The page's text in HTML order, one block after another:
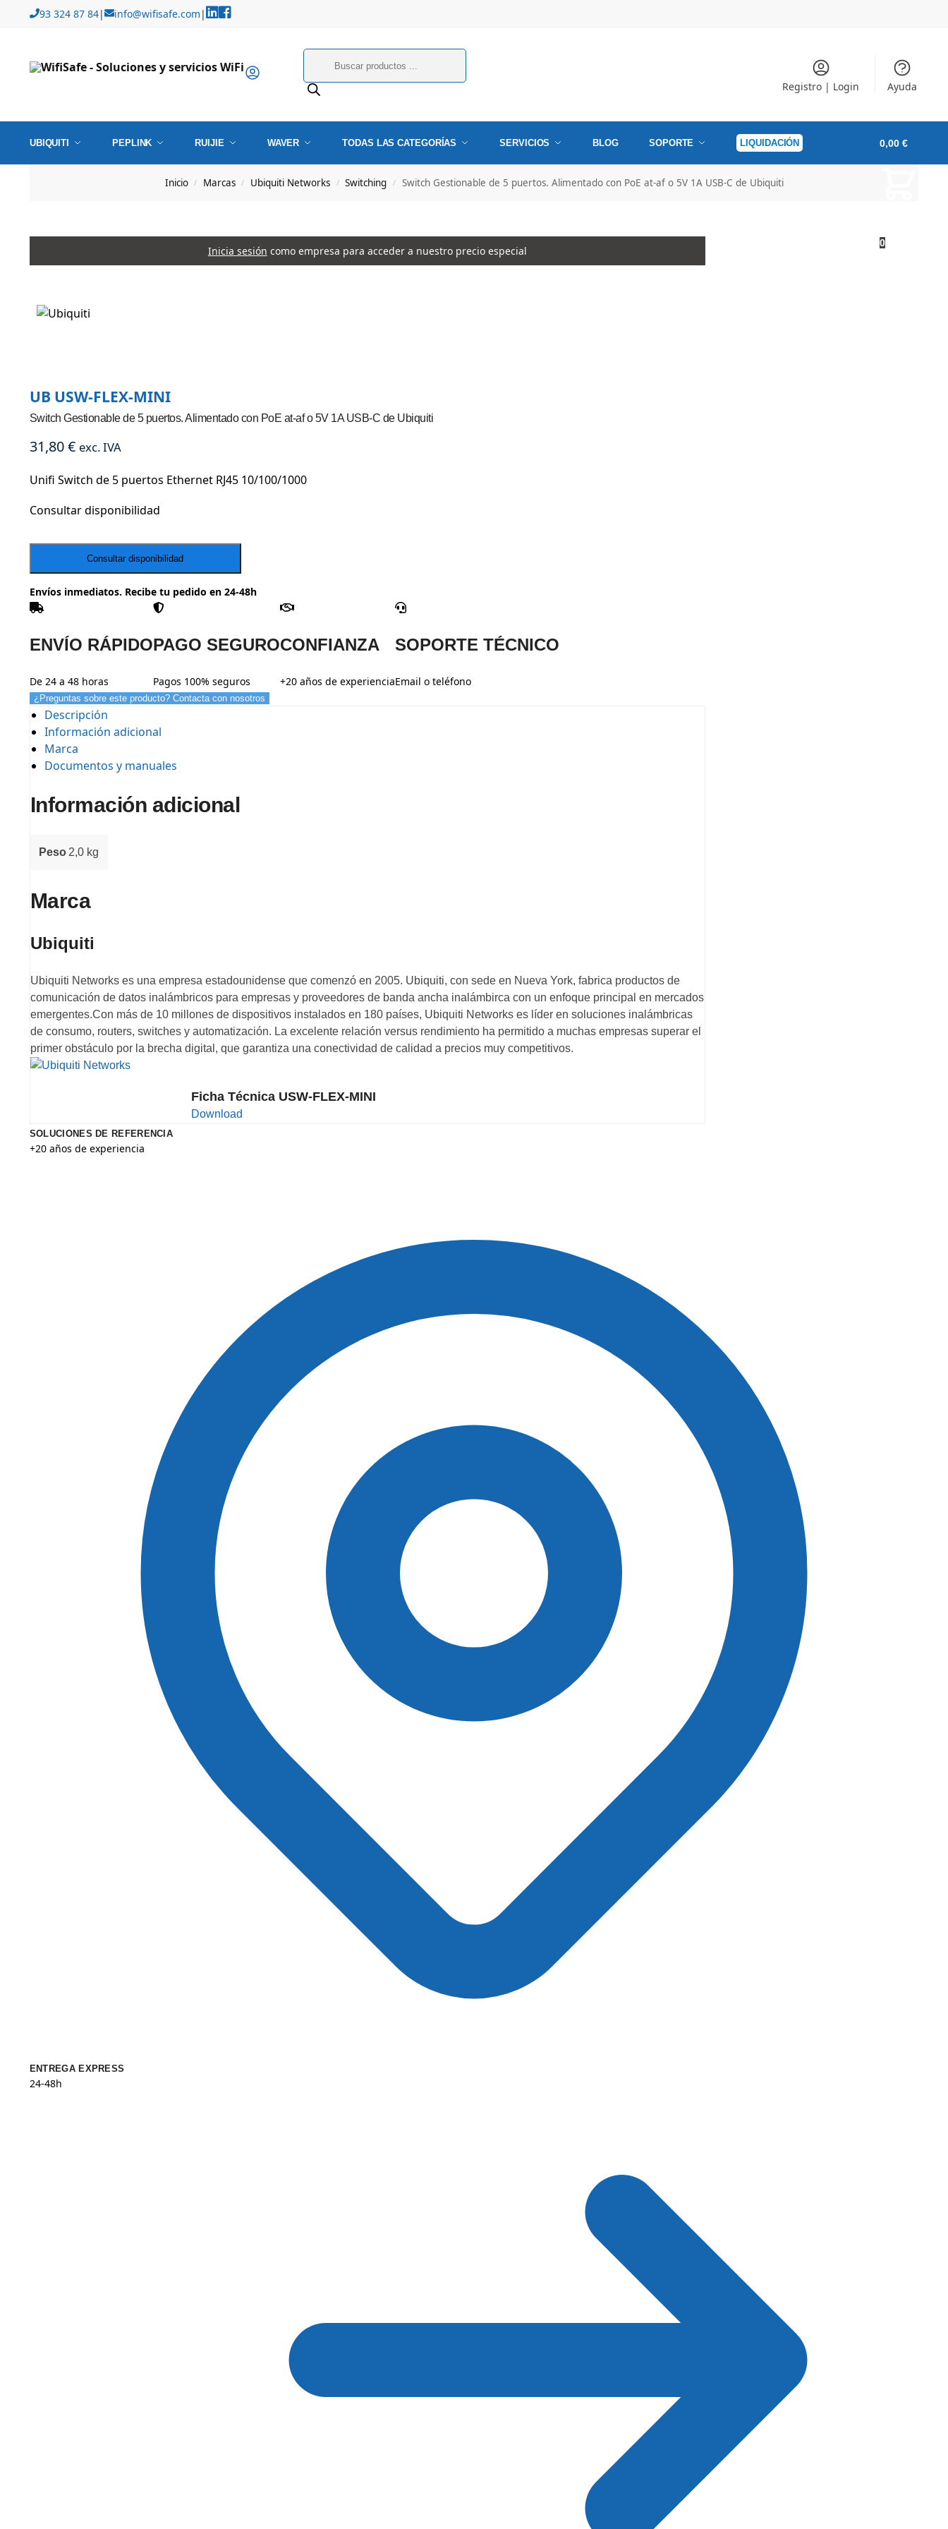
93 324 87 84| info@wifisafe.com |
Registro | Login Ayuda
UBIQUITI PEPLINK RUIJIE WAVER TODAS LAS CATEGORÍAS SERVICIOS BLOG SOPORTE LIQUIDACIÓN 0,00 €
0
Inicio / Marcas / Ubiquiti Networks / Switching / Switch Gestionable de 5 puertos. Alimentado con PoE at-af o 5V 1A USB-C de Ubiquiti
Inicia sesión como empresa para acceder a nuestro precio especial
UB USW-FLEX-MINI
Switch Gestionable de 5 puertos. Alimentado con PoE at-af o 5V 1A USB-C de Ubiquiti
31,80€ exc. IVA
Unifi Switch de 5 puertos Ethernet RJ45 10/100/1000
Consultar disponibilidad
Envíos inmediatos. Recibe tu pedido en 24-48h
ENVÍO RÁPIDO
De 24 a 48 horas
PAGO SEGURO
Pagos 100% seguros
CONFIANZA
+20 años de experiencia
SOPORTE TÉCNICO
Email o teléfono
¿Preguntas sobre este producto? Contacta con nosotros
Descripción
Información adicional
Marca
Documentos y manuales
Información adicional
Peso2,0 kg
Marca
Ubiquiti
Ubiquiti Networks es una empresa estadounidense que comenzó en 2005. Ubiquiti, con sede en Nueva York, fabrica productos de
comunicación de datos inalámbricos para empresas y proveedores de banda ancha inalámbirca con un enfoque principal en mercados
emergentes.Con más de 10 millones de dispositivos instalados en 180 países, Ubiquiti Networks es líder en soluciones inalámbricas
de consumo, routers, switches y automatización. La excelente relación versus rendimiento ha permitido a muchas empresas superar el
primer obstáculo por la brecha digital, que garantiza una conectividad de calidad a precios muy competitivos.
Ficha Técnica USW-FLEX-MINI
Download
SOLUCIONES DE REFERENCIA
+20 años de experiencia
ENTREGA EXPRESS
24-48h